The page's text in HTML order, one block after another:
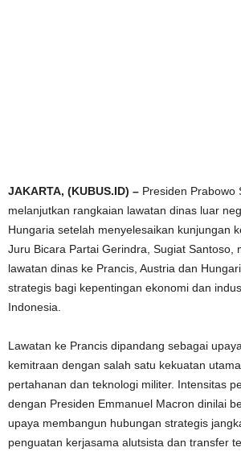
JAKARTA, (KUBUS.ID) – Presiden Prabowo
melanjutkan rangkaian lawatan dinas luar
Hungaria setelah menyelesaikan kunjungan
Juru Bicara Partai Gerindra, Sugiat Santoso,
lawatan dinas ke Prancis, Austria dan
strategis bagi kepentingan ekonomi dan
Indonesia.
Lawatan ke Prancis dipandang sebagai
kemitraan dengan salah satu kekuatan
pertahanan dan teknologi militer. Intensitas
dengan Presiden Emmanuel Macron dinilai
upaya membangun hubungan strategis
penguatan kerjasama alutsista dan transfer